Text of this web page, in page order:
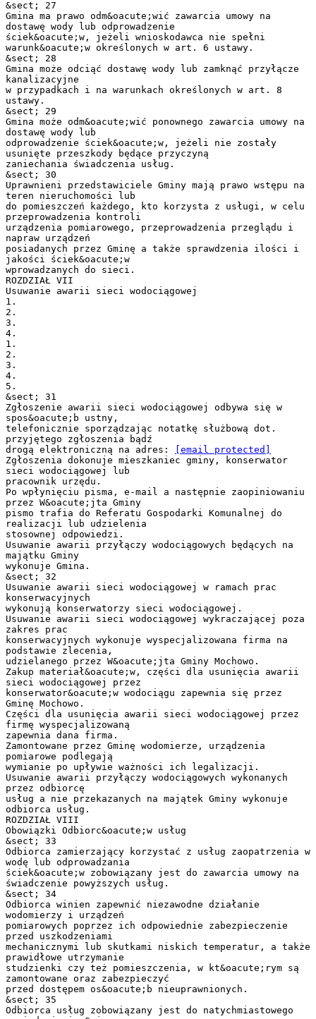
[email protected]
Zgłoszenia dokonuje mieszkaniec gminy, konserwator
sieci wodociągowej lub
pracownik urzędu.
Po wpłynięciu pisma, e-mail a następnie zaopiniowaniu
przez W&oacute;jta Gminy
pismo trafia do Referatu Gospodarki Komunalnej do
realizacji lub udzielenia
stosownej odpowiedzi.
Usuwanie awarii przyłączy wodociągowych będących na
majątku Gminy
wykonuje Gmina.
&sect; 32
Usuwanie awarii sieci wodociągowej w ramach prac
konserwacyjnych
wykonują konserwatorzy sieci wodociągowej.
Usuwanie awarii sieci wodociągowej wykraczającej poza
zakres prac
konserwacyjnych wykonuje wyspecjalizowana firma na
podstawie zlecenia,
udzielanego przez W&oacute;jta Gminy Mochowo.
Zakup materiał&oacute;w, części dla usunięcia awarii
sieci wodociągowej przez
konserwator&oacute;w wodociągu zapewnia się przez
Gminę Mochowo.
Części dla usunięcia awarii sieci wodociągowej przez
firmę wyspecjalizowaną
zapewnia dana firma.
Zamontowane przez Gminę wodomierze, urządzenia
pomiarowe podlegają
wymianie po upływie ważności ich legalizacji.
Usuwanie awarii przyłączy wodociągowych wykonanych
przez odbiorcę
usług a nie przekazanych na majątek Gminy wykonuje
odbiorca usług.
ROZDZIAŁ VIII
Obowiązki Odbiorc&oacute;w usług
&sect; 33
Odbiorca zamierzający korzystać z usług zaopatrzenia w
wodę lub odprowadzania
ściek&oacute;w zobowiązany jest do zawarcia umowy na
świadczenie powyższych usług.
&sect; 34
Odbiorca winien zapewnić niezawodne działanie
wodomierzy i urządzeń
pomiarowych poprzez ich odpowiednie zabezpieczenie
przed uszkodzeniami
mechanicznymi lub skutkami niskich temperatur, a także
prawidłowe utrzymanie
studzienki czy też pomieszczenia, w kt&oacute;rym są
zamontowane oraz zabezpieczyć
przed dostępem os&oacute;b nieuprawnionych.
&sect; 35
Odbiorca usług zobowiązany jest do natychmiastowego